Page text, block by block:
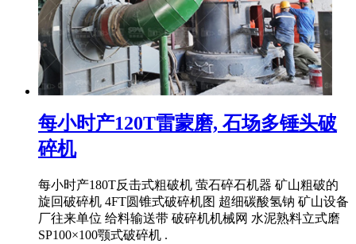
每小时产120T雷蒙磨, 石场多锤头破
碎机
每小时产180T反击式粗破机 萤石碎石机器 矿山粗破的
旋回破碎机 4FT圆锥式破碎机图 超细碳酸氢钠 矿山设备
厂往来单位 给料输送带 破碎机机械网 水泥熟料立式磨
SP100×100颚式破碎机 .